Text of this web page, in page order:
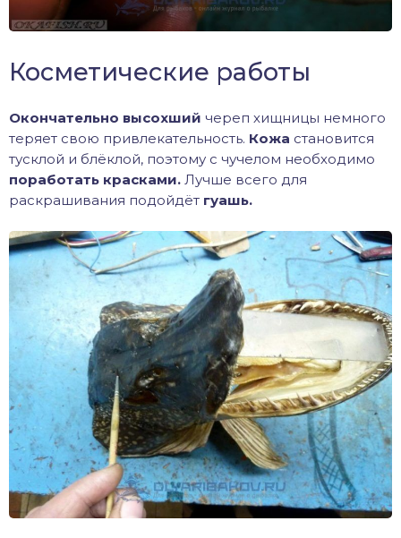
Косметические работы
Окончательно высохший череп хищницы немного
теряет свою привлекательность. Кожа становится
тусклой и блёклой, поэтому с чучелом необходимо
поработать красками. Лучше всего для
раскрашивания подойдёт гуашь.